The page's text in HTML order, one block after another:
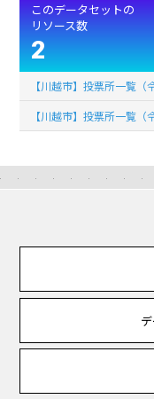
このデータセットの
リソース数
2
【川越市】投票所一覧
【川越市】投票所一覧